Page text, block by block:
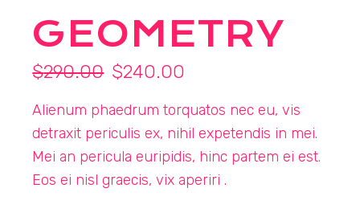
GEOMETRY
$290.00
Original
was:
$290.00.
$240.00
Current
is:
$240.00.
Alienum phaedrum torquatos nec eu, vis
detraxit periculis ex, nihil expetendis in mei.
Mei an pericula euripidis, hinc partem ei est.
Eos ei nisl graecis, vix aperiri .